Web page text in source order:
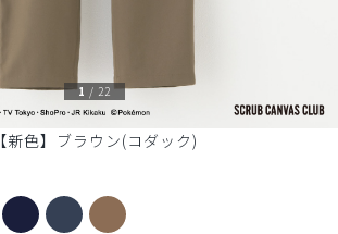
【新色】ブラウン(コダック)
1 / 22